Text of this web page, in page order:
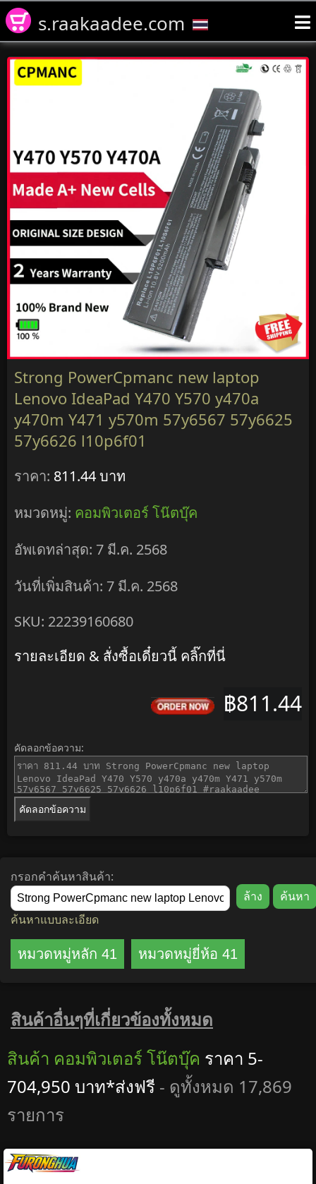
s.raakaadee.com
Strong PowerCpmanc new laptop
Lenovo IdeaPad Y470 Y570 y470a
y470m Y471 y570m 57y6567 57y6625
57y6626 l10p6f01
ราคา: 811.44 บาท
หมวดหมู่: คอมพิวเตอร์ โน๊ตบุ๊ค
อัพเดทล่าสุด: 7 มี.ค. 2568
วันที่เพิ่มสินค้า: 7 มี.ค. 2568
SKU: 22239160680
รายละเอียด & สั่งซื้อเดี๋ยวนี้ คลิ๊กที่นี่
฿811.44
คัดลอกข้อความ:
คัดลอกข้อความ
กรอกคำค้นหาสินค้า:
ค้นหาแบบละเอียด
หมวดหมู่หลัก 41 หมวดหมู่ยี่ห้อ 41
สินค้าอื่นๆที่เกี่ยวข้องทั้งหมด
สินค้า คอมพิวเตอร์ โน๊ตบุ๊ค ราคา 5-
704,950 บาท*ส่งฟรี - ดูทั้งหมด 17,869
รายการ